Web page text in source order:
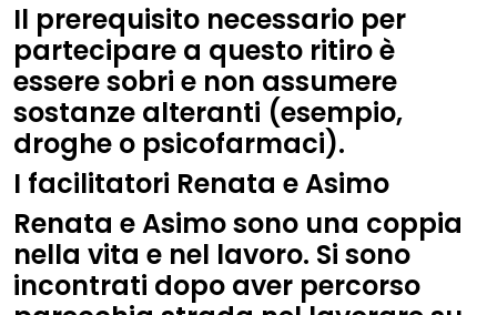
Il prerequisito necessario per
partecipare a questo ritiro è
essere sobri e non assumere
sostanze alteranti (esempio,
droghe o psicofarmaci).
I facilitatori Renata e Asimo
Renata e Asimo sono una coppia
nella vita e nel lavoro. Si sono
incontrati dopo aver percorso